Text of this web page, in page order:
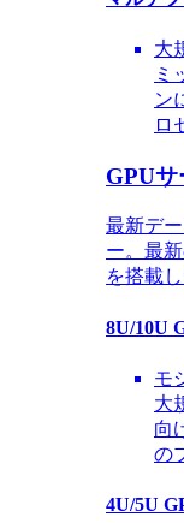
大
ミ
ン
ロ
GPUサ
最新デ
ー。最
を搭載
8U/10U
モ
大
向
の
4U/5U